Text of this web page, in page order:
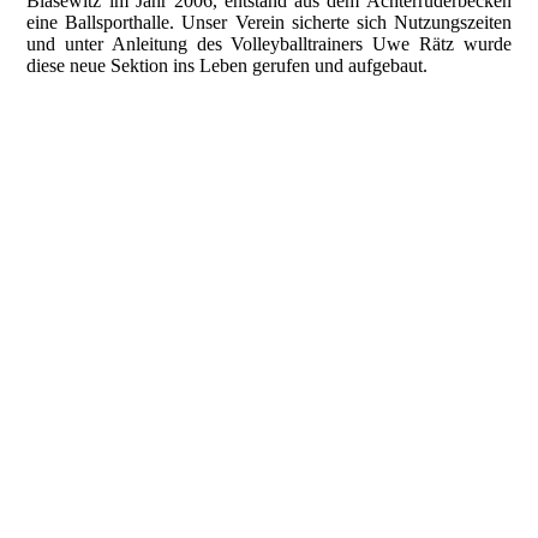
eine Ballsporthalle. Unser Verein sicherte sich Nutzungszeiten
und unter Anleitung des Volleyballtrainers Uwe Rätz wurde
diese neue Sektion ins Leben gerufen und aufgebaut.